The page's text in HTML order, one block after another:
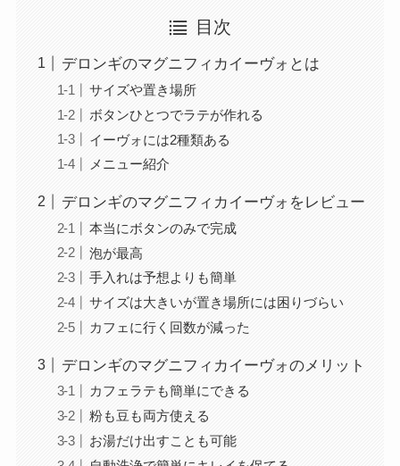
目次
デロンギのマグニフィカイーヴォとは
サイズや置き場所
ボタンひとつでラテが作れる
イーヴォには2種類ある
メニュー紹介
デロンギのマグニフィカイーヴォをレビュー
本当にボタンのみで完成
泡が最高
手入れは予想よりも簡単
サイズは大きいが置き場所には困りづらい
カフェに行く回数が減った
デロンギのマグニフィカイーヴォのメリット
カフェラテも簡単にできる
粉も豆も両方使える
お湯だけ出すことも可能